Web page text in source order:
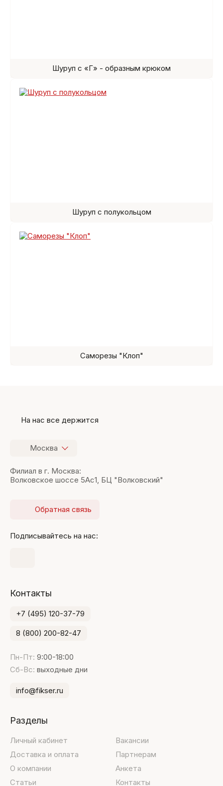
Шуруп с «Г» - образным крюком
Шуруп с полукольцом
Саморезы "Клоп"
На нас все держится
Москва
Филиал в г. Москва:
Волковское шоссе 5Ас1, БЦ "Волковский"
Обратная связь
Подписывайтесь на нас:
Контакты
+7 (495) 120-37-79
8 (800) 200-82-47
Пн-Пт: 9:00-18:00
Сб-Вс: выходные дни
info@fikser.ru
Разделы
Личный кабинет
Доставка и оплата
О компании
Статьи
Вакансии
Партнерам
Анкета
Контакты